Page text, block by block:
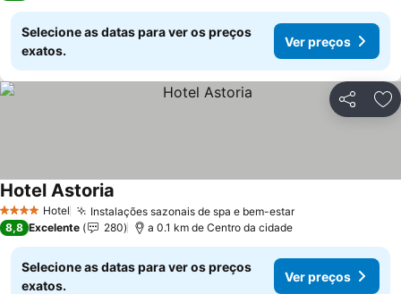
Selecione as datas para ver os preços
exatos.
Ver preços
Partilhar
4 EstrelasHotel Instalações sazonais de spa e bem-estar
Hotel Astoria
8,8 Excelente 280 a 0.1 km de Centro da cidade
Selecione as datas para ver os preços
exatos.
Ver preços